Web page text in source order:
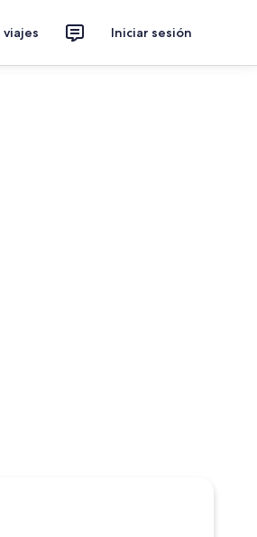
viajes Iniciar sesión